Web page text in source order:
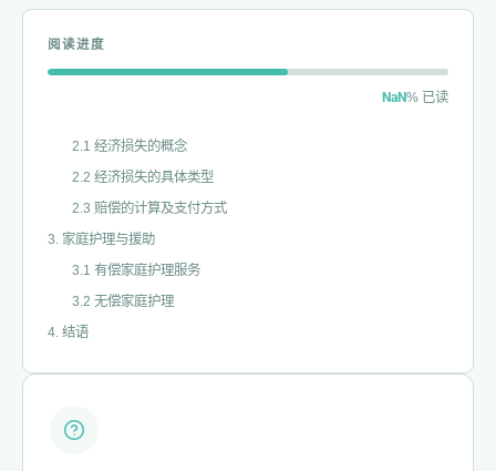
阅读进度
NaN% 已读
1.2 非经济损失的具体类型
2.1 经济损失的概念
2.2 经济损失的具体类型
2.3 赔偿的计算及支付方式
3. 家庭护理与援助
3.1 有偿家庭护理服务
3.2 无偿家庭护理
4. 结语